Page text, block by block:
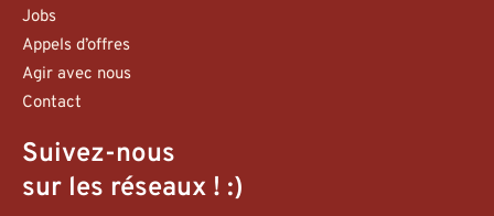
Jobs
Appels d’offres
Agir avec nous
Contact
Suivez-nous
sur les réseaux ! :)